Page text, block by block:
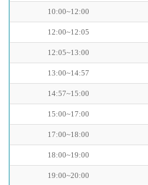
10:00~12:00
12:00~12:05
12:05~13:00
13:00~14:57
14:57~15:00
15:00~17:00
17:00~18:00
18:00~19:00
19:00~20:00